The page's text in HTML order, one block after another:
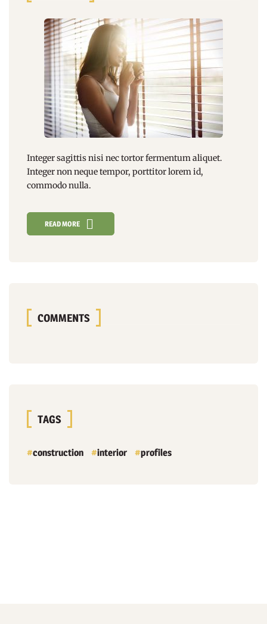
Integer sagittis nisi nec tortor fermentum aliquet.
Integer nonneque tempor, porttitor lorem id,
commodo nulla.
READ MORE
COMMENTS
TAGS
construction interior profiles